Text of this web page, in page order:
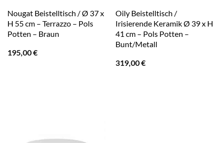
Nougat Beistelltisch / Ø 37 x
H 55 cm – Terrazzo – Pols
Potten – Braun
195,00€
Oily Beistelltisch /
Irisierende Keramik Ø 39 x H
41 cm – Pols Potten –
Bunt/Metall
319,00€